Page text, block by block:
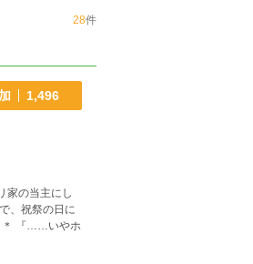
28件
1,496
家の当主にし
、祝祭の日に